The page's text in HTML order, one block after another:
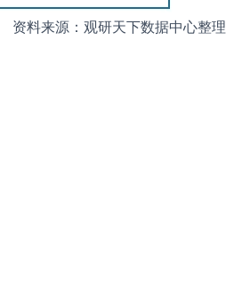
资料来源：观研天下数据中心整理